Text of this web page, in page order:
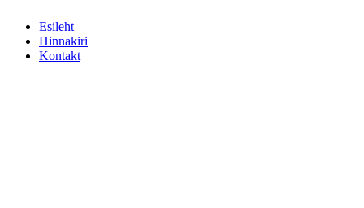
Esileht
Hinnakiri
Kontakt